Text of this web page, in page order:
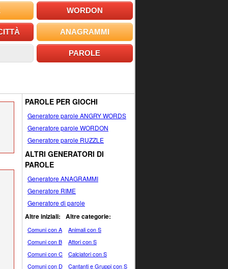
WORDON
ANAGRAMMI
PAROLE
PAROLE PER GIOCHI
Generatore parole ANGRY WORDS
Generatore parole WORDON
Generatore parole RUZZLE
ALTRI GENERATORI DI
PAROLE
Generatore ANAGRAMMI
Generatore RIME
Generatore di parole
Altre iniziali:
Comuni con A
Comuni con B
Comuni con C
Comuni con D
Altre categorie:
Animali con S
Attori con S
Calciatori con S
Cantanti e Gruppi con S